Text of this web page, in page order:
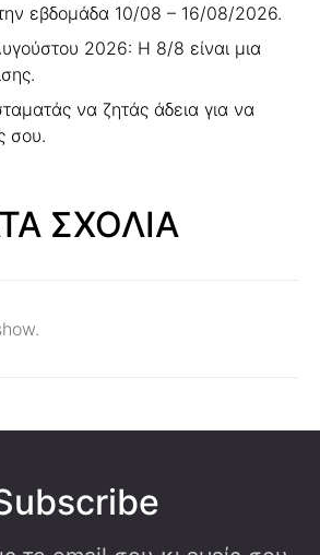
εβδομάδα 10/08 – 16/08/2026.
2026: Η 8/8 είναι μια
να ζητάς άδεια για να
σου.
ΣΧΟΛΙΑ